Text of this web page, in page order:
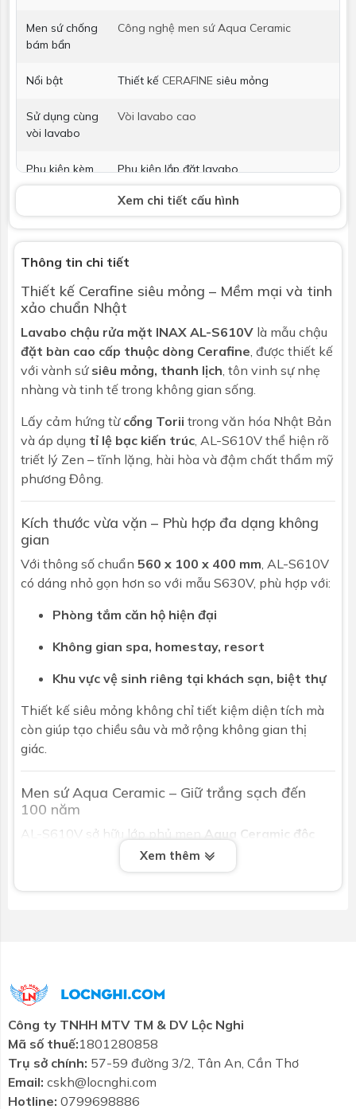
Men sứ chống
bám bẩn
Công nghệ men sứ Aqua Ceramic
Nổi bật Thiết kế CERAFINE siêu mỏng
Sử dụng cùng
vòi lavabo
Vòi lavabo cao
Phụ kiện kèm
theo
Phụ kiện lắp đặt lavabo
Vòi lavabo Không bao gồm
Bộ xả
Bao gồm chụp nút xả bắng sứ, không
Kích thước 560x100x400 mm
Bảo hành Nhấp để xem chính sách bảo hành
Xem chi tiết cấu hình
Thông tin chi tiết
Thiết kế Cerafine siêu mỏng – Mềm mại và tinh
xảo chuẩn Nhật
Lavabo chậu rửa mặt INAX AL-S610V là mẫu chậu
đặt bàn cao cấp thuộc dòng Cerafine , được thiết kế
với vành sứ siêu mỏng, thanh lịch , tôn vinh sự nhẹ
nhàng và tinh tế trong không gian sống.
Lấy cảm hứng từ cổng Torii trong văn hóa Nhật Bản
và áp dụng tỉ lệ bạc kiến trúc , AL-S610V thể hiện rõ
triết lý Zen – tĩnh lặng, hài hòa và đậm chất thẩm mỹ
phương Đông.
Kích thước vừa vặn – Phù hợp đa dạng không
gian
Với thông số chuẩn 560 x 100 x 400 mm , AL-S610V
có dáng nhỏ gọn hơn so với mẫu S630V, phù hợp với:
Phòng tắm căn hộ hiện đại
Không gian spa, homestay, resort
Khu vực vệ sinh riêng tại khách sạn, biệt thự
Thiết kế siêu mỏng không chỉ tiết kiệm diện tích mà
còn giúp tạo chiều sâu và mở rộng không gian thị
giác.
Men sứ Aqua Ceramic – Giữ trắng sạch đến
100 năm
AL-S610V sở hữu lớp phủ men Aqua Ceramic độc
, với nhiều ưu điểm vượt trội:
Đây là lựa chọn hoàn hảo cho những ai yêu cầu
sinh dễ dàng, độ bền cao và thẩm mỹ vượt thời
gian .
Nút nhấn xả bằng sứ – Tối giản và sang trọng
đồng bộ
Xem thêm
Công ty TNHH MTV TM & DV Lộc Nghi
Mã số thuế:1801280858
Trụ sở chính: 57-59 đường 3/2, Tân An, Cần Thơ
Email: cskh@locnghi.com
Hotline: 0799698886